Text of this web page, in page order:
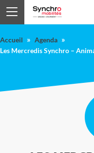
Accueil » Agenda »
Les Mercredis Synchro –
Panneau de gestion des cookies